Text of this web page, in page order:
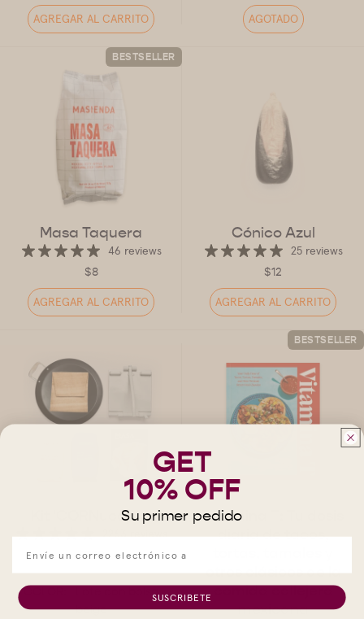
AGREGAR AL CARRITO AGOTADO
BESTSELLER
Masa Taquera
46 reviews
$8
AGREGAR AL CARRITO
Cónico Azul
25 reviews
$12
AGREGAR AL CARRITO
Kit 'CORNucopia'
$280
COLOR:
Lote con bolsa
beige
BESTSELLER
Vitamina T: Tu dosis
diaria de tacos,
otros clásicos de la
comida callejera
mexicana
GET
10% OFF
Su primer pedido
SUSCRIBETE